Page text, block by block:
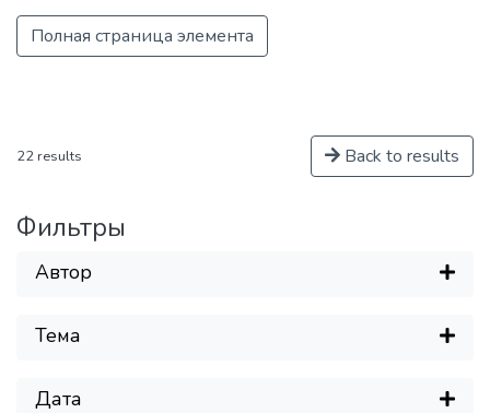
Полная страница элемента
22 results Back to results
Фильтры
Автор
Тема
Дата